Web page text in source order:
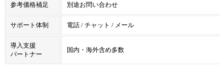
参考価格補足 別途お問い合わせ
サポート体制 電話 / チャット / メール
導入支援
パートナー
国内・海外含め多数